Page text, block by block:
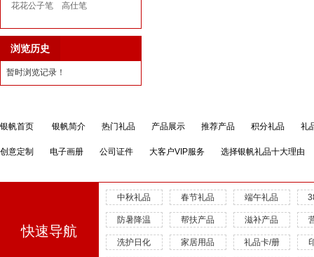
花花公子笔
高仕笔
浏览历史
暂时浏览记录！
银帆首页 银帆简介 热门礼品 产品展示 推荐产品 积分礼品 礼
创意定制 电子画册 公司证件 大客户VIP服务 选择银帆礼品十大理由
快速导航
中秋礼品 春节礼品 端午礼品
防暑降温 帮扶产品 滋补产品
洗护日化 家居用品 礼品卡/册